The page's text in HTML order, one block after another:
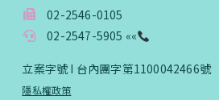
02-2546-0105
02-2547-5905 ««
立案字號 I 台內團字第1100042466號
隱私權政策